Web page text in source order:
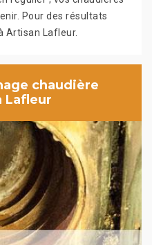
Pour des résultats
Artisan Lafleur.
chaudière
Lafleur